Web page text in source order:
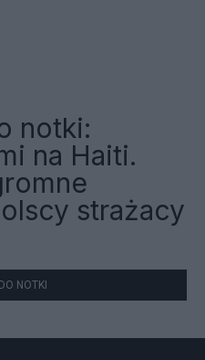
notki:
na Haiti.
strażacy
NOTKI